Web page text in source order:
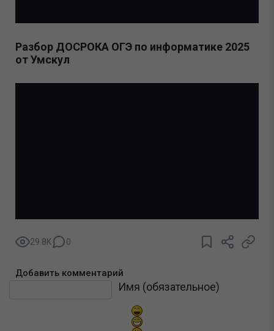
Разбор ДОСРОКА ОГЭ по информатике 2025
от Умскул
29.8K 0
Добавить комментарий
Имя (обязательное)